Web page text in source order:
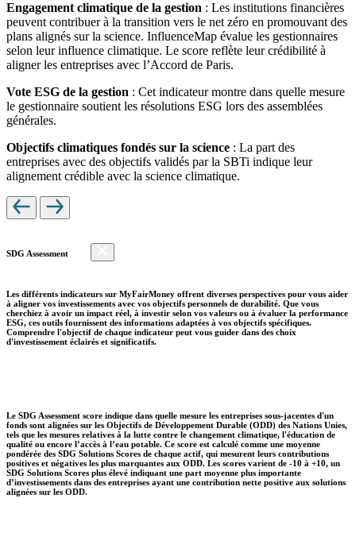
Engagement climatique de la gestion : Les institutions financières
peuvent contribuer à la transition vers le net zéro en promouvant des
plans alignés sur la science. InfluenceMap évalue les gestionnaires
selon leur influence climatique. Le score reflète leur crédibilité à
aligner les entreprises avec l’Accord de Paris.
Vote ESG de la gestion : Cet indicateur montre dans quelle mesure
le gestionnaire soutient les résolutions ESG lors des assemblées
générales.
Objectifs climatiques fondés sur la science : La part des
entreprises avec des objectifs validés par la SBTi indique leur
alignement crédible avec la science climatique.
SDG Assessment
Les différents indicateurs sur MyFairMoney offrent diverses perspectives pour vous aider
à aligner vos investissements avec vos objectifs personnels de durabilité. Que vous
cherchiez à avoir un impact réel, à investir selon vos valeurs ou à évaluer la performance
ESG, ces outils fournissent des informations adaptées à vos objectifs spécifiques.
Comprendre l'objectif de chaque indicateur peut vous guider dans des choix
d'investissement éclairés et significatifs.
Le SDG Assessment score indique dans quelle mesure les entreprises sous-jacentes d'un
fonds sont alignées sur les Objectifs de Développement Durable (ODD) des Nations Unies,
tels que les mesures relatives à la lutte contre le changement climatique, l'éducation de
qualité ou encore l’accès à l’eau potable. Ce score est calculé comme une moyenne
pondérée des SDG Solutions Scores de chaque actif, qui mesurent leurs contributions
positives et négatives les plus marquantes aux ODD. Les scores varient de -10 à +10, un
SDG Solutions Scores plus élevé indiquant une part moyenne plus importante
d’investissements dans des entreprises ayant une contribution nette positive aux solutions
alignées sur les ODD.